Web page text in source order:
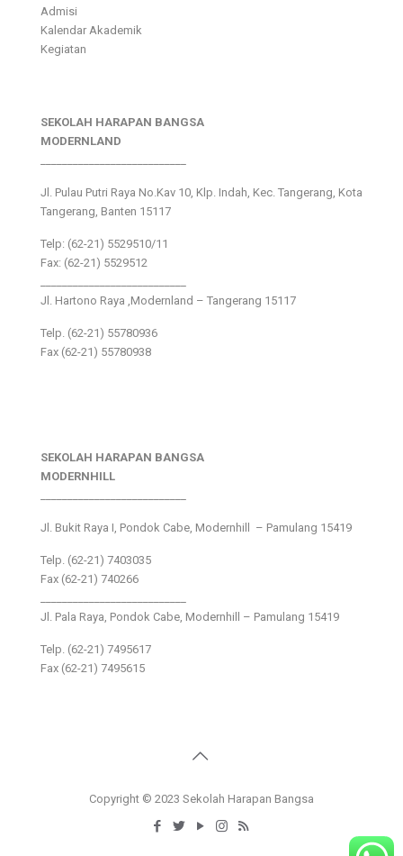
Admisi
Kalendar Akademik
Kegiatan
SEKOLAH HARAPAN BANGSA
MODERNLAND
Jl. Pulau Putri Raya No.Kav 10, Klp. Indah, Kec. Tangerang, Kota
Tangerang, Banten 15117
Telp: (62-21) 5529510/11
Fax: (62-21) 5529512
Jl. Hartono Raya ,Modernland – Tangerang 15117
Telp. (62-21) 55780936
Fax (62-21) 55780938
SEKOLAH HARAPAN BANGSA
MODERNHILL
Jl. Bukit Raya I, Pondok Cabe, Modernhill – Pamulang 15419
Telp. (62-21) 7403035
Fax (62-21) 740266
Jl. Pala Raya, Pondok Cabe, Modernhill – Pamulang 15419
Telp. (62-21) 7495617
Fax (62-21) 7495615
Copyright © 2023 Sekolah Harapan Bangsa